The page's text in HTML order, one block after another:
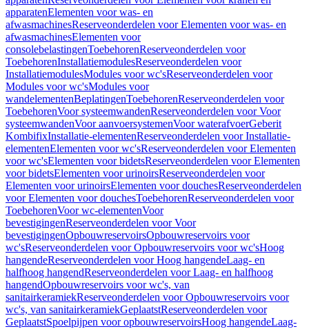
apparatenElementen voor was- en
afwasmachinesReserveonderdelen voor Elementen voor was- en
afwasmachinesElementen voor
consolebelastingenToebehorenReserveonderdelen voor
ToebehorenInstallatiemodulesReserveonderdelen voor
InstallatiemodulesModules voor wc'sReserveonderdelen voor
Modules voor wc'sModules voor
wandelementenBeplatingenToebehorenReserveonderdelen voor
ToebehorenVoor systeemwandenReserveonderdelen voor Voor
systeemwandenVoor aanvoersystemenVoor waterafvoerGeberit
KombifixInstallatie-elementenReserveonderdelen voor Installatie-
elementenElementen voor wc'sReserveonderdelen voor Elementen
voor wc'sElementen voor bidetsReserveonderdelen voor Elementen
voor bidetsElementen voor urinoirsReserveonderdelen voor
Elementen voor urinoirsElementen voor douchesReserveonderdelen
voor Elementen voor douchesToebehorenReserveonderdelen voor
ToebehorenVoor wc-elementenVoor
bevestigingenReserveonderdelen voor Voor
bevestigingenOpbouwreservoirsOpbouwreservoirs voor
wc'sReserveonderdelen voor Opbouwreservoirs voor wc'sHoog
hangendeReserveonderdelen voor Hoog hangendeLaag- en
halfhoog hangendReserveonderdelen voor Laag- en halfhoog
hangendOpbouwreservoirs voor wc's, van
sanitairkeramiekReserveonderdelen voor Opbouwreservoirs voor
wc's, van sanitairkeramiekGeplaatstReserveonderdelen voor
GeplaatstSpoelpijpen voor opbouwreservoirsHoog hangendeLaag-